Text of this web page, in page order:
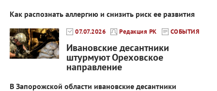
Как распознать аллергию и снизить риск ее развития
07.07.2026 Редакция РК СОБЫТИЯ
Ивановские десантники
штурмуют Ореховское
направление
В Запорожской области ивановские десантники